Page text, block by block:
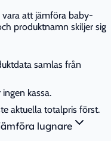
att jämföra baby-
produktnamn skiljer sig
samlas från
kassa.
aktuella totalpris först.
lugnare